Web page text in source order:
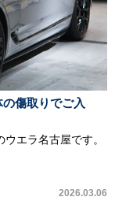
傷取りでご入
エラ名古屋です。
2026.03.06